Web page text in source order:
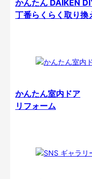
かんたん DAIKEN
丁番らくらく取り換
かんたん室内ドア
リフォーム